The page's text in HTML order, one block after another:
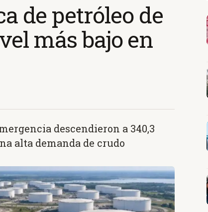
de petróleo de
más bajo en
descendieron a 340,3
alta demanda de crudo